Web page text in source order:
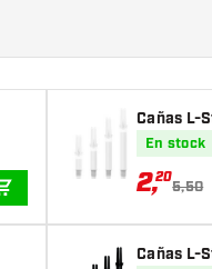
AÑADIR A LA CESTA
Cañas L-
En stock
2,20
5,50
Cañas L-